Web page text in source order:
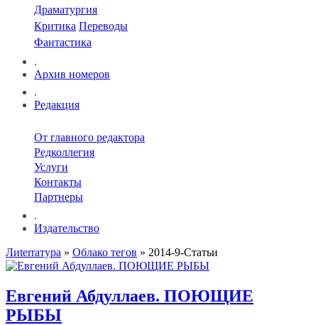
Драматургия
Критика Переводы
Фантастика
.
Архив номеров
.
Редакция
От главного редактора
Редколлегия
Услуги
Контакты
Партнеры
.
Издательство
Лиterraтура » Облако тегов » 2014-9-Статьи
Евгений Абдуллаев. ПОЮЩИЕ
РЫБЫ